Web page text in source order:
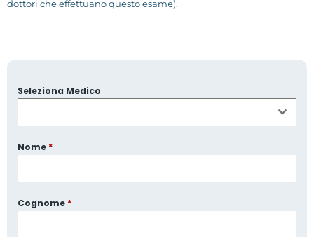
dottori che effettuano questo esame).
Seleziona Medico
Nome *
Cognome *